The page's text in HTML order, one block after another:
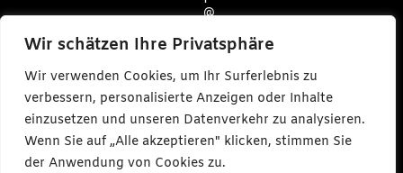
Wir schätzen Ihre Privatsphäre
Wir verwenden Cookies, um Ihr Surferlebnis zu
verbessern, personalisierte Anzeigen oder Inhalte
einzusetzen und unseren Datenverkehr zu analysieren.
Wenn Sie auf „Alle akzeptieren" klicken, stimmen Sie
der Anwendung von Cookies zu.
@
a
r
l
m
a
k
e
s
m
e